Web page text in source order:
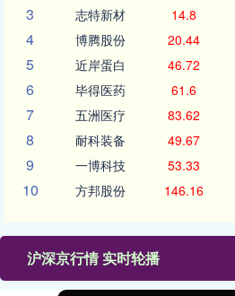
3 志特新材 14.8
4 博腾股份 20.44
5 近岸蛋白 46.72
6 毕得医药 61.6
7 五洲医疗 83.62
8 耐科装备 49.67
9 一博科技 53.33
10 方邦股份 146.16
沪深京行情 实时轮播